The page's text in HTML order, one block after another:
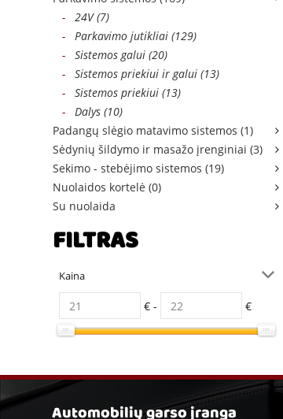
- 24V (7)
- Parkavimo jutikliai (129)
- Sistemos galui (20)
- Sistemos priekiui ir galui (13)
- Sistemos priekiui (13)
- Dalys (10)
Padangų slėgio matavimo sistemos (1)
Sėdynių šildymo ir masažo įrenginiai (3)
Sekimo - stebėjimo sistemos (19)
Nuolaidos kortelė (0)
Su nuolaida
FILTRAS
Kaina
€ - €